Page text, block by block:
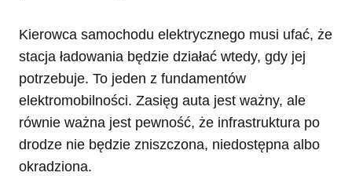
Kierowca samochodu elektrycznego musi ufać, że
stacja ładowania będzie działać wtedy, gdy jej
potrzebuje. To jeden z fundamentów
elektromobilności. Zasięg auta jest ważny, ale
równie ważna jest pewność, że infrastruktura po
drodze nie będzie zniszczona, niedostępna albo
okradziona.